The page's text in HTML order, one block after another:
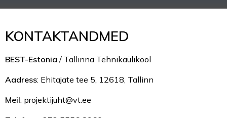
KONTAKTANDMED
BEST-Estonia / Tallinna Tehnikaülikool
Aadress: Ehitajate tee 5, 12618, Tallinn
Meil: projektijuht@vt.ee